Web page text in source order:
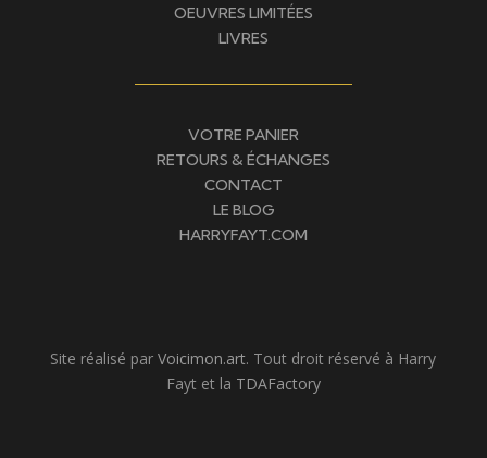
OEUVRES LIMITÉES
LIVRES
VOTRE PANIER
RETOURS & ÉCHANGES
CONTACT
LE BLOG
HARRYFAYT.COM
Site réalisé parVoicimon.art. Tout droit réservé à Harry
Fayt et la TDAFactory